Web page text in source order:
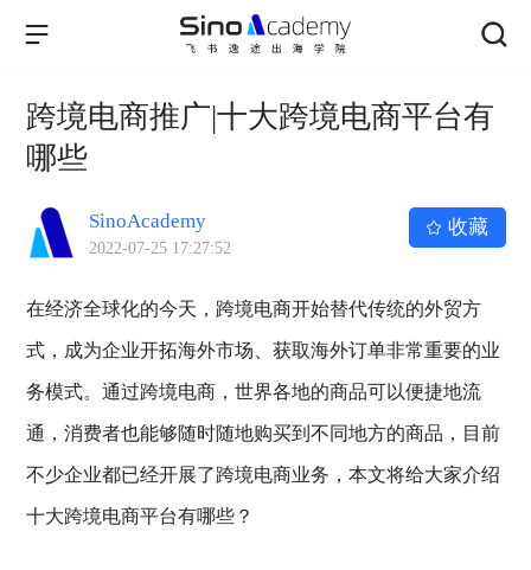
跨境电商推广|十大跨境电商平台有
哪些
SinoAcademy
2022-07-25 17:27:52
收藏
在经济全球化的今天，跨境电商开始替代传统的外贸方
式，成为企业开拓海外市场、获取海外订单非常重要的业
务模式。通过跨境电商，世界各地的商品可以便捷地流
通，消费者也能够随时随地购买到不同地方的商品，目前
不少企业都已经开展了跨境电商业务，本文将给大家介绍
十大跨境电商平台有哪些？